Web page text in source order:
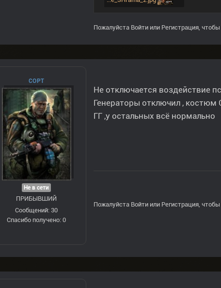
Пожалуйста Войти или Регистрация, чтобы
COPT
Не в сети
ПРИБЫВШИЙ
Сообщений: 30
Спасибо получено: 0
Не отключается воздействие
Генераторы отключил , костюм
ГГ ,у остальных всё нормально
Пожалуйста Войти или Регистрация, чтобы